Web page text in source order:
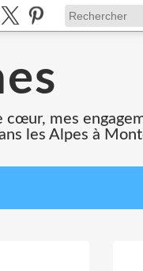
mes
les Alpes à